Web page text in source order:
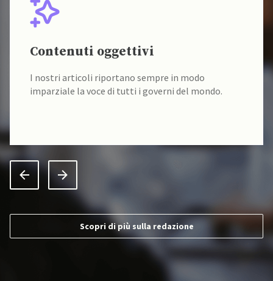
Contenuti oggettivi
I nostri articoli riportano sempre in modo
imparziale la voce di tutti i governi del mondo.
Scopri di più sulla redazione